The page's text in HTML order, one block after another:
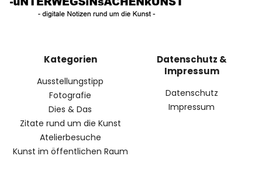
Kategorien
Ausstellungstipp
Fotografie
Dies & Das
Zitate rund um die Kunst
Atelierbesuche
Kunst im öffentlichen Raum
Datenschutz &
Impressum
Datenschutz
Impressum